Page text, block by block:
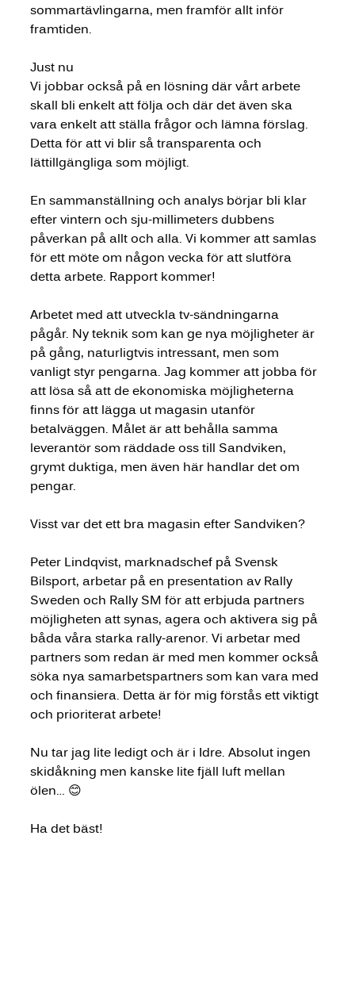
sommartävlingarna, men framför allt inför
framtiden.
Just nu
Vi jobbar också på en lösning där vårt arbete
skall bli enkelt att följa och där det även ska
vara enkelt att ställa frågor och lämna förslag.
Detta för att vi blir så transparenta och
lättillgängliga som möjligt.
En sammanställning och analys börjar bli klar
efter vintern och sju-millimeters dubbens
påverkan på allt och alla. Vi kommer att samlas
för ett möte om någon vecka för att slutföra
detta arbete. Rapport kommer!
Arbetet med att utveckla tv-sändningarna
pågår. Ny teknik som kan ge nya möjligheter är
på gång, naturligtvis intressant, men som
vanligt styr pengarna. Jag kommer att jobba för
att lösa så att de ekonomiska möjligheterna
finns för att lägga ut magasin utanför
betalväggen. Målet är att behålla samma
leverantör som räddade oss till Sandviken,
grymt duktiga, men även här handlar det om
pengar.
Visst var det ett bra magasin efter Sandviken?
Peter Lindqvist, marknadschef på Svensk
Bilsport, arbetar på en presentation av Rally
Sweden och Rally SM för att erbjuda partners
möjligheten att synas, agera och aktivera sig på
båda våra starka rally-arenor. Vi arbetar med
partners som redan är med men kommer också
söka nya samarbetspartners som kan vara med
och finansiera. Detta är för mig förstås ett viktigt
och prioriterat arbete!
Nu tar jag lite ledigt och är i Idre. Absolut ingen
skidåkning men kanske lite fjäll luft mellan
ölen… 😊
Ha det bäst!